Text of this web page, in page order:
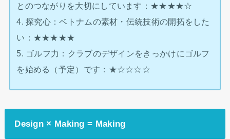
とのつながりを大切にしています：★★★★☆
4. 探究心：ベトナムの素材・伝統技術の開拓をした
い：★★★★★
5. ゴルフ力：クラブのデザインをきっかけにゴルフ
を始める（予定）です：★☆☆☆☆
Design × Making = Making